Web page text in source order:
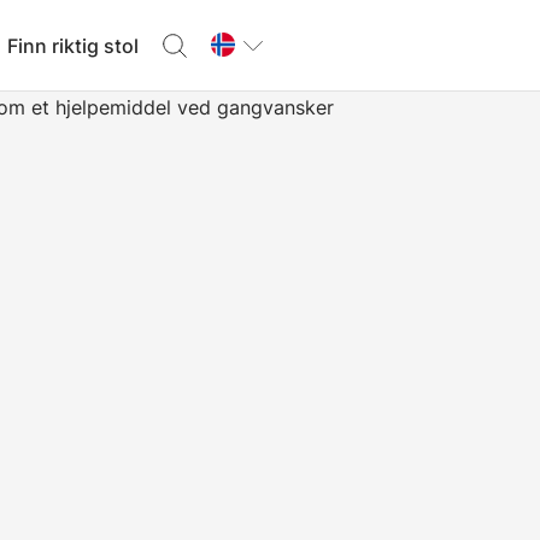
Finn riktig stol